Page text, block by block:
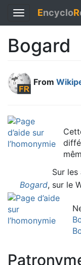
Toggle
navigation
EncycloR
Bogard
From
Sur
Bogard, sur le